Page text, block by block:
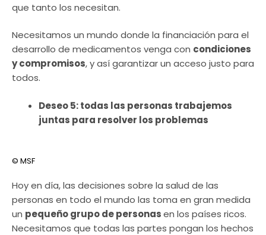
que tanto los necesitan.
Necesitamos un mundo donde la financiación para el
desarrollo de medicamentos venga con condiciones
y compromisos, y así garantizar un acceso justo para
todos.
Deseo 5: todas las personas trabajemos
juntas para resolver los problemas
© MSF
Hoy en día, las decisiones sobre la salud de las
personas en todo el mundo las toma en gran medida
un pequeño grupo de personasen los países ricos.
Necesitamos que todas las partes pongan los hechos